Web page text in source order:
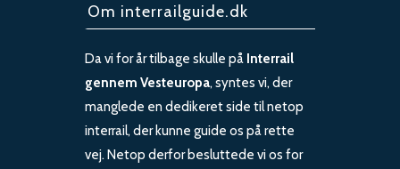
Om interrailguide.dk
Da vi for år tilbage skulle på Interrail
gennem Vesteuropa, syntes vi, der
manglede en dedikeret side til netop
interrail, der kunne guide os på rette
vej. Netop derfor besluttede vi os for